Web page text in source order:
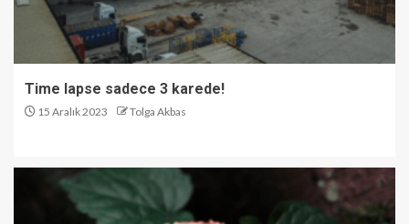
Time lapse sadece 3 karede!
15 Aralık 2023 Tolga Akbas